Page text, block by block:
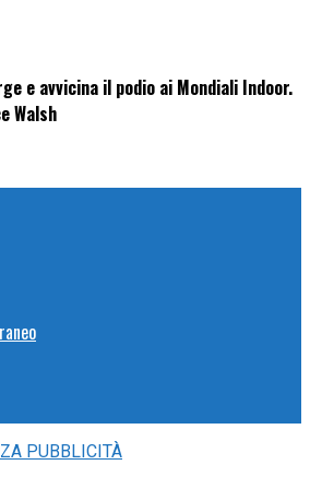
e avvicina il podio ai Mondiali Indoor.
Walsh
PUBBLICITÀ